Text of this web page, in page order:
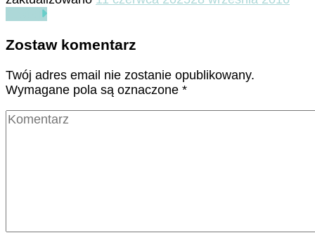
Zostaw komentarz
Twój adres email nie zostanie opublikowany.
Wymagane pola są oznaczone *